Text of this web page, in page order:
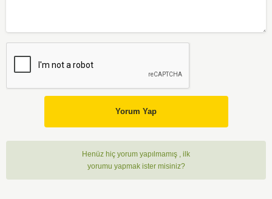
Yorum Yap
Henüz hiç yorum yapılmamış , ilk
yorumu yapmak ister misiniz?